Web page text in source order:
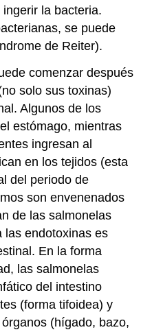
la bacteria.
se puede
de Reiter).
comenzar después
solo sus toxinas)
Algunos de los
estómago, mientras
ingresan al
en los tejidos (esta
del periodo de
son envenenados
de las salmonelas
las endotoxinas es
En la forma
las salmonelas
del intestino
(forma tifoidea) y
(hígado, bazo,